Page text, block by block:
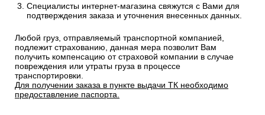
Специалисты интернет-магазина свяжутся с Вами для
подтверждения заказа и уточнения внесенных данных.
Любой груз, отправляемый транспортной компанией,
подлежит страхованию, данная мера позволит Вам
получить компенсацию от страховой компании в случае
повреждения или утраты груза в процессе
транспортировки.
Для получении заказа в пункте выдачи ТК необходимо
предоставление паспорта.